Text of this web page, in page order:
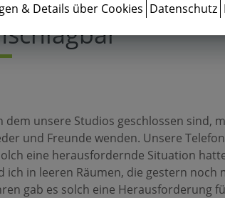
dem unsere Studios geschlossen sind,
und Freunde wenden. Unsere
eine herausfordernde Situation
ich in leeren Räumen, die gestern noch
gab es solch eine Herausforderung
& Details über Cookies Datenschutz